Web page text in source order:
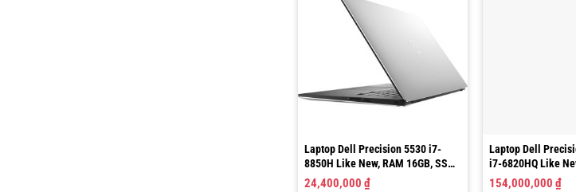
Laptop Dell Precision 5530 i7-
8850H Like New, RAM 16GB, SSD
512GB, 15.6” FHD
24,400,000₫
Laptop Dell
i7-6820HQ Like
SSD 256GB,
154,000,000₫